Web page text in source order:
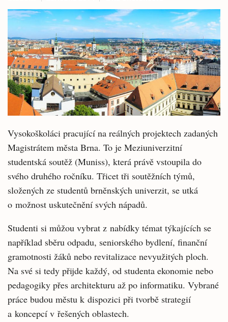
Vysokoškoláci pracující na reálných projektech zadaných
Magistrátem města Brna. To je Meziuniverzitní
studentská soutěž (Muniss), která právě vstoupila do
svého druhého ročníku. Třicet tři soutěžních týmů,
složených ze studentů brněnských univerzit, se utká
o možnost uskutečnění svých nápadů.
Studenti si můžou vybrat z nabídky témat týkajících se
například sběru odpadu, seniorského bydlení, finanční
gramotnosti žáků nebo revitalizace nevyužitých ploch.
Na své si tedy přijde každý, od studenta ekonomie nebo
pedagogiky přes architekturu až po informatiku. Vybrané
práce budou městu k dispozici při tvorbě strategií
a koncepcí v řešených oblastech.